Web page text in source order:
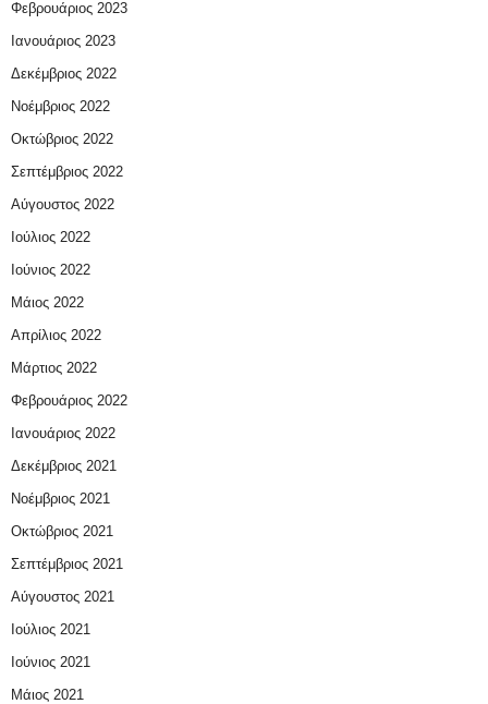
Φεβρουάριος 2023
Ιανουάριος 2023
Δεκέμβριος 2022
Νοέμβριος 2022
Οκτώβριος 2022
Σεπτέμβριος 2022
Αύγουστος 2022
Ιούλιος 2022
Ιούνιος 2022
Μάιος 2022
Απρίλιος 2022
Μάρτιος 2022
Φεβρουάριος 2022
Ιανουάριος 2022
Δεκέμβριος 2021
Νοέμβριος 2021
Οκτώβριος 2021
Σεπτέμβριος 2021
Αύγουστος 2021
Ιούλιος 2021
Ιούνιος 2021
Μάιος 2021